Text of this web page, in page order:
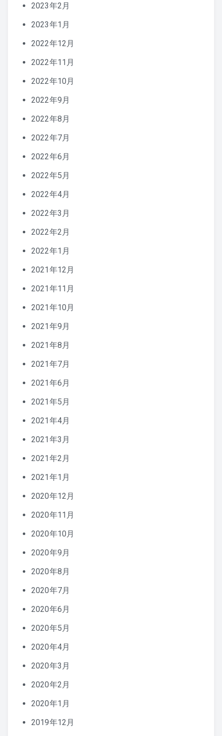
2023年2月
2023年1月
2022年12月
2022年11月
2022年10月
2022年9月
2022年8月
2022年7月
2022年6月
2022年5月
2022年4月
2022年3月
2022年2月
2022年1月
2021年12月
2021年11月
2021年10月
2021年9月
2021年8月
2021年7月
2021年6月
2021年5月
2021年4月
2021年3月
2021年2月
2021年1月
2020年12月
2020年11月
2020年10月
2020年9月
2020年8月
2020年7月
2020年6月
2020年5月
2020年4月
2020年3月
2020年2月
2020年1月
2019年12月